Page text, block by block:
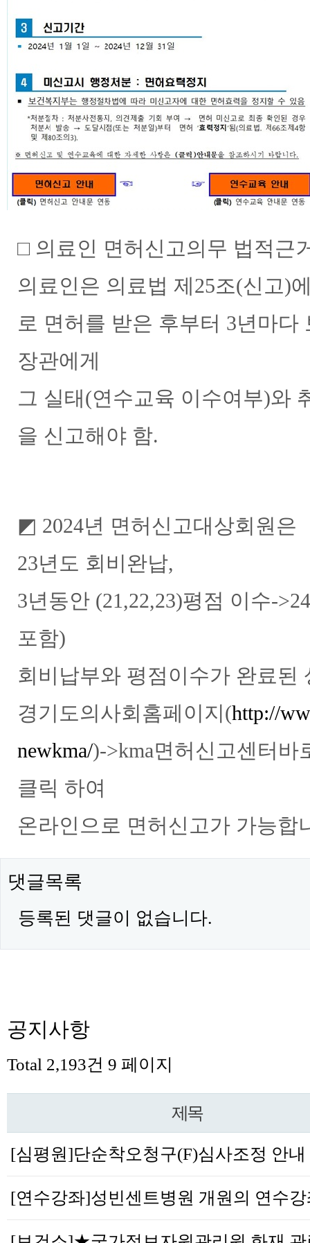
□ 의료인 면허신고의무 법적근
의료인은 의료법 제25조(신고)
로 면허를 받은 후부터 3년마다
장관에게
그 실태(연수교육 이수여부)와
을 신고해야 함.
◩ 2024년 면허신고대상회원은
23년도 회비완납,
3년동안 (21,22,23)평점 이수-
포함)
회비납부와 평점이수가 완료된
경기도의사회홈페이지(http://
newkma/)->kma면허신고센터바
클릭 하여
온라인으로 면허신고가 가능
댓글목록
등록된 댓글이 없습니다.
공지사항
Total 2,193건 9 페이지
제목
[심평원]단순착오청구(F)심사조정 안내